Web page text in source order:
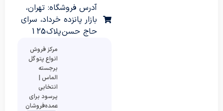
آدرس فروشگاه: تهران،
بازار پانزده خرداد، سرای
حاج حسن پلاک 125
مرکز فروش
انواع پتو گل
برجسته
الماس |
انتخابی
پرسود برای
عمده‌فروشان